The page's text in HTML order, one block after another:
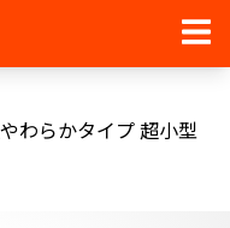
わらかタイプ 超小型